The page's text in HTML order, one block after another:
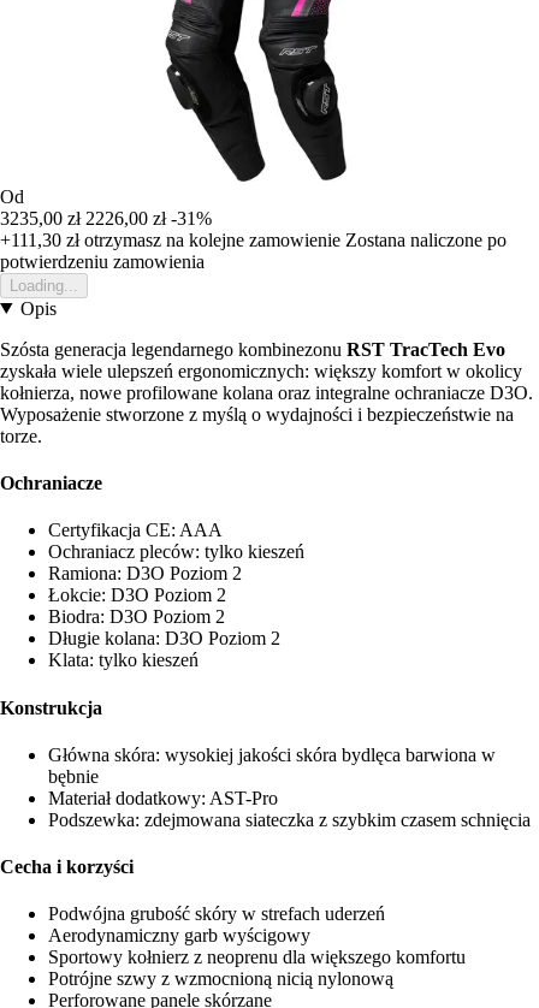
Od
3235,00 zł 2226,00 zł -31%
+111,30 złotrzymasz na kolejne zamowienie Zostana naliczone po
potwierdzeniu zamowienia
Loading...
Opis
Szósta generacja legendarnego kombinezonu RST TracTech Evo
zyskała wiele ulepszeń ergonomicznych: większy komfort w okolicy
kołnierza, nowe profilowane kolana oraz integralne ochraniacze D3O.
Wyposażenie stworzone z myślą o wydajności i bezpieczeństwie na
torze.
Ochraniacze
Certyfikacja CE: AAA
Ochraniacz pleców: tylko kieszeń
Ramiona: D3O Poziom 2
Łokcie: D3O Poziom 2
Biodra: D3O Poziom 2
Długie kolana: D3O Poziom 2
Klata: tylko kieszeń
Konstrukcja
Główna skóra: wysokiej jakości skóra bydlęca barwiona w
bębnie
Materiał dodatkowy: AST-Pro
Podszewka: zdejmowana siateczka z szybkim czasem schnięcia
Cecha i korzyści
Podwójna grubość skóry w strefach uderzeń
Aerodynamiczny garb wyścigowy
Sportowy kołnierz z neoprenu dla większego komfortu
Potrójne szwy z wzmocnioną nicią nylonową
Perforowane panele skórzane